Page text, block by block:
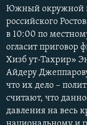
Южный окружной
российского
в 10:00 по
огласит приговор
Хизб ут-Тахрир»
Айдеру
что их дело –
считают, что
давления на весь